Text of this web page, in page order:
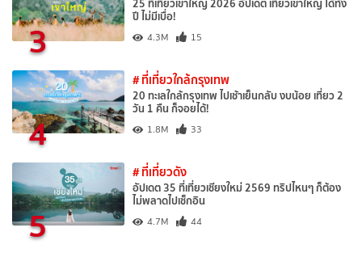
3
25 ที่เที่ยวเขาใหญ่ 2026 อัปเดต เที่ยวเขาใหญ่ ได้ทั้ง
ปี ไม่มีเบื่อ!
4.3M 15
4
# ที่เที่ยวใกล้กรุงเทพ
20 ทะเลใกล้กรุงเทพ ไปเช้าเย็นกลับ งบน้อย เที่ยว 2
วัน 1 คืน ก็จอยได้!
1.8M 33
5
# ที่เที่ยวดัง
อัปเดต 35 ที่เที่ยวเชียงใหม่ 2569 ทริปไหนๆ ก็ต้อง
ไม่พลาดไปเช็กอิน
4.7M 44